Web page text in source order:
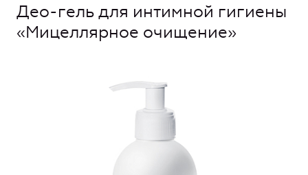
Део-гель для интимной гигиены
«Мицеллярное очищение»